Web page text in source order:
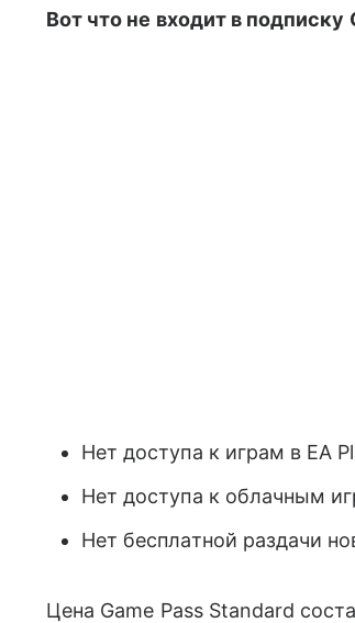
Вот что не входит в подписку
Нет доступа к играм в EA
Нет доступа к облачным
Нет бесплатной раздачи
Цена Game Pass Standard